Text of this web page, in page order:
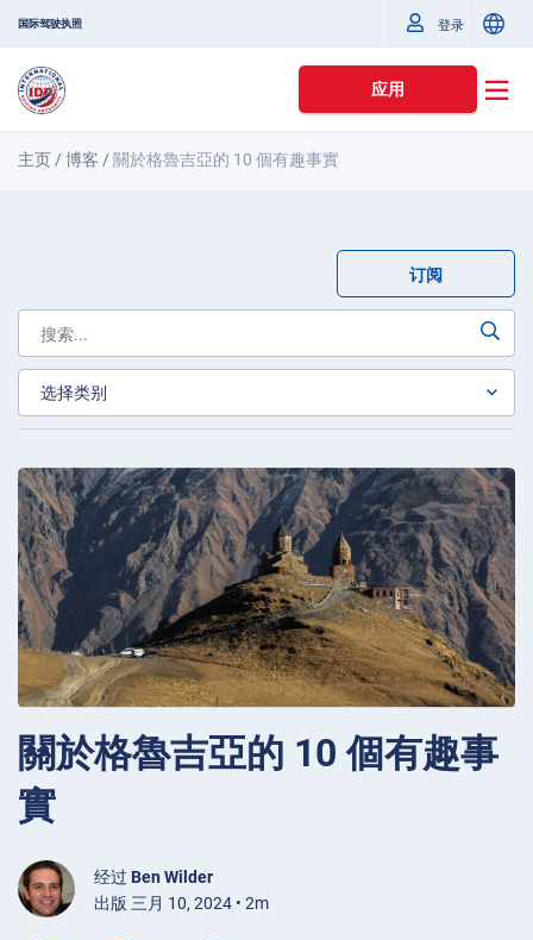
国际驾驶执照 登录
应用
主页 /博客 / 關於格魯吉亞的 10 個有趣事實
订阅
關於格魯吉亞的 10 個有趣事
實
经过 Ben Wilder
出版 三月 10, 2024 • 2m